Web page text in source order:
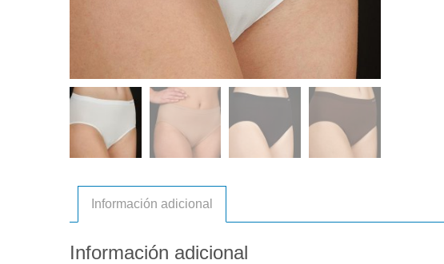
Información adicional
Información adicional